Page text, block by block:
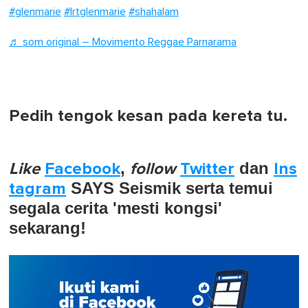
#glenmarie #lrtglenmarie #shahalam
♬ som original – Movimento Reggae Parnarama
Pedih tengok kesan pada kereta tu.
Like Facebook, follow Twitter dan Ins
tagram SAYS Seismik serta temui
segala cerita 'mesti kongsi'
sekarang!